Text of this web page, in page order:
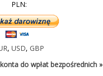
PLN:
,USD,GBP
do wpłat bezpośrednich »